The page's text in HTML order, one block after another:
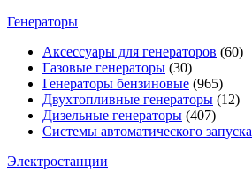
Генераторы
Аксессуары для генераторов (60)
Газовые генераторы (30)
Генераторы бензиновые (965)
Двухтопливные генераторы (12)
Дизельные генераторы (407)
Системы автоматического запуска
Электростанции